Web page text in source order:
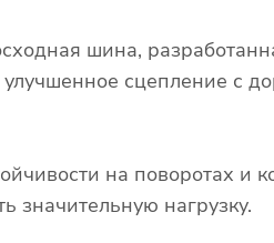
шина,
сцепление с
на поворотах и
значительную нагрузку.